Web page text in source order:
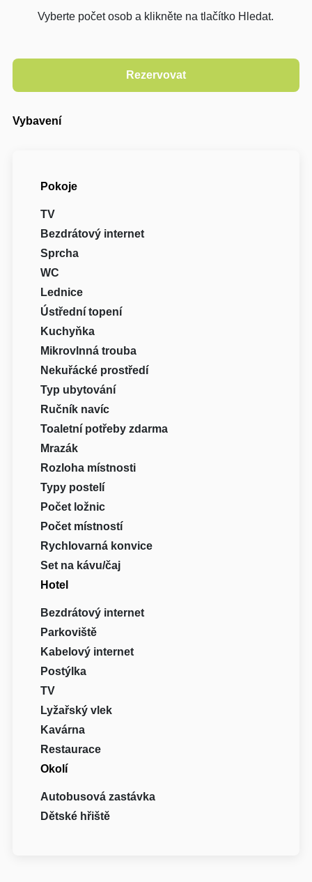
Vyberte počet osob a klikněte na tlačítko Hledat.
Vybavení
Pokoje
TV
Bezdrátový internet
Sprcha
WC
Lednice
Ústřední topení
Kuchyňka
Mikrovlnná trouba
Nekuřácké prostředí
Typ ubytování
Ručník navíc
Toaletní potřeby zdarma
Mrazák
Rozloha místnosti
Typy postelí
Počet ložnic
Počet místností
Rychlovarná konvice
Set na kávu/čaj
Hotel
Bezdrátový internet
Parkoviště
Kabelový internet
Postýlka
TV
Lyžařský vlek
Kavárna
Restaurace
Okolí
Autobusová zastávka
Dětské hřiště